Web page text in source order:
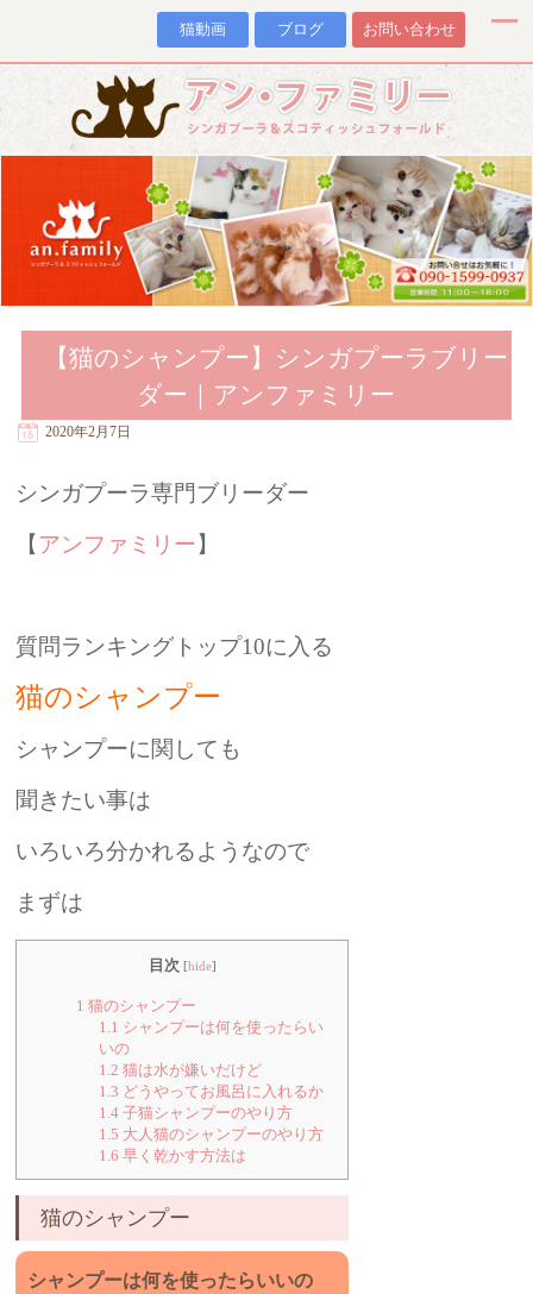
猫動画 ブログ お問い合わせ
【猫のシャンプー】シンガプーラブリー
ダー｜アンファミリー
2020年2月7日
シンガプーラ専門ブリーダー
【 アンファミリー】
質問ランキングトップ10に入る
猫のシャンプー
シャンプーに関しても
聞きたい事は
いろいろ分かれるようなので
まずは
目次 [hide]
1 猫のシャンプー
1.1 シャンプーは何を使ったらい
いの
1.2 猫は水が嫌いだけど
1.3 どうやってお風呂に入れるか
1.4 子猫シャンプーのやり方
1.5 大人猫のシャンプーのやり方
1.6 早く乾かす方法は
猫のシャンプー
シャンプーは何を使ったらいいの